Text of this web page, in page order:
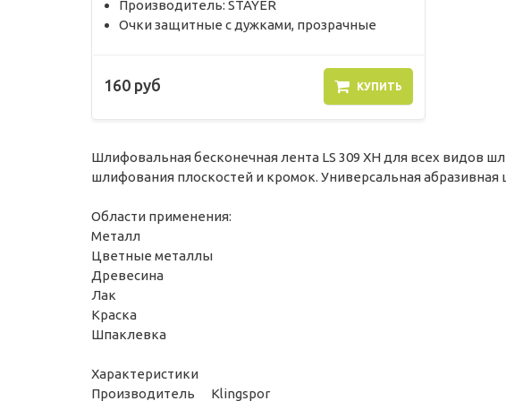
Производитель: STAYER
Очки защитные с дужками, прозрачные
160 руб КУПИТЬ
Шлифовальная бесконечная лента LS 309 XH для всех
шлифования плоскостей и кромок. Универсальная
Области применения:
Металл
Цветные металлы
Древесина
Лак
Краска
Шпаклевка
Характеристики
Производитель Klingspor